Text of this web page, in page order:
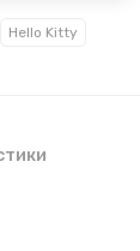
Hello Kitty